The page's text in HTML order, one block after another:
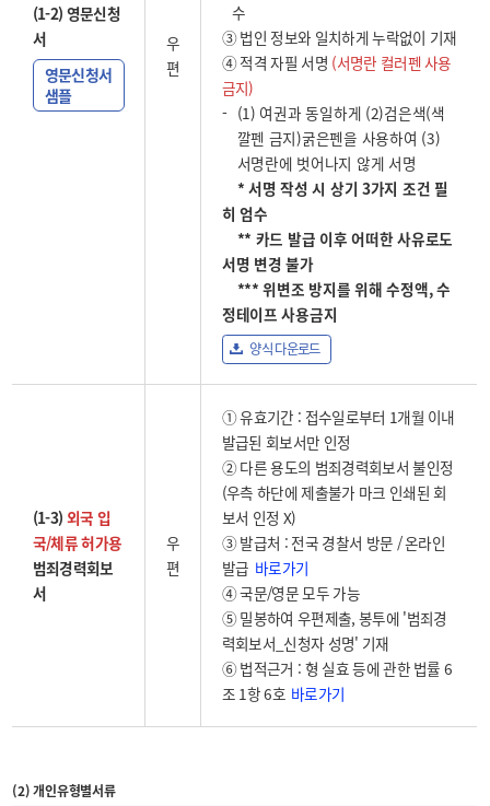
(1-2) 영문신청
서
영문신청서
샘플
우
편
수
③ 법인 정보와 일치하게 누락없이 기재
④ 적격 자필 서명 (서명란 컬러펜 사용
금지)
(1) 여권과 동일하게 (2)검은색(색
깔펜 금지)굵은펜을 사용하여 (3)
서명란에 벗어나지 않게 서명
* 서명 작성 시 상기 3가지 조건 필
히 엄수
** 카드 발급 이후 어떠한 사유로도
서명 변경 불가
*** 위변조 방지를 위해 수정액, 수
정테이프 사용금지
양식 다운로드
(1-3) 외국 입
국/체류 허가용
범죄경력회보
서
우
편
① 유효기간 : 접수일로부터 1개월 이내
발급된 회보서만 인정
② 다른 용도의 범죄경력회보서 불인정
(우측 하단에 제출불가 마크 인쇄된 회
보서 인정 X)
③ 발급처 : 전국 경찰서 방문 / 온라인
발급 바로가기
④ 국문/영문 모두 가능
⑤ 밀봉하여 우편제출, 봉투에 '범죄경
력회보서_신청자 성명' 기재
⑥ 법적근거 : 형 실효 등에 관한 법률 6
조 1항 6호 바로가기
(2) 개인유형별서류